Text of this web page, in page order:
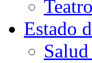
Teatro
Estado